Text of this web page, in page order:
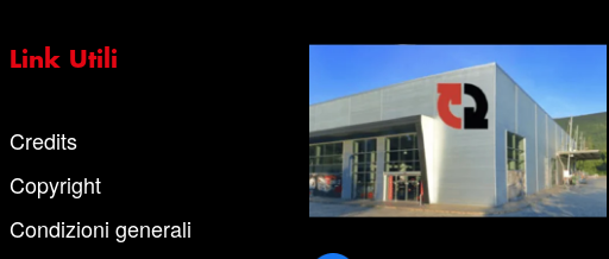
Link Utili
Credits
Copyright
Condizioni generali